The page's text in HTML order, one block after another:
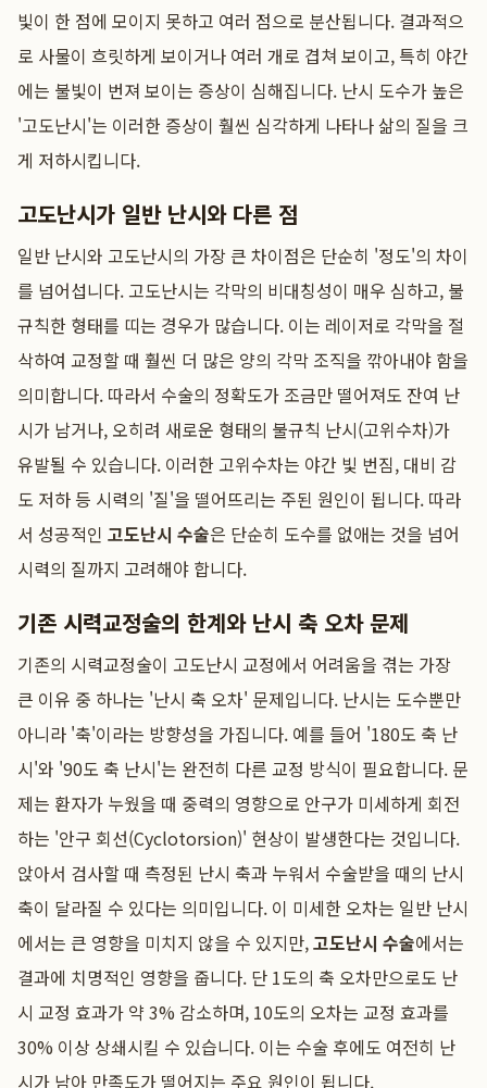
빛이 한 점에 모이지 못하고 여러 점으로 분산됩니다. 결과적으
로 사물이 흐릿하게 보이거나 여러 개로 겹쳐 보이고, 특히 야간
에는 불빛이 번져 보이는 증상이 심해집니다. 난시 도수가 높은
'고도난시'는 이러한 증상이 훨씬 심각하게 나타나 삶의 질을 크
게 저하시킵니다.
고도난시가 일반 난시와 다른 점
일반 난시와 고도난시의 가장 큰 차이점은 단순히 '정도'의 차이
를 넘어섭니다. 고도난시는 각막의 비대칭성이 매우 심하고, 불
규칙한 형태를 띠는 경우가 많습니다. 이는 레이저로 각막을 절
삭하여 교정할 때 훨씬 더 많은 양의 각막 조직을 깎아내야 함을
의미합니다. 따라서 수술의 정확도가 조금만 떨어져도 잔여 난
시가 남거나, 오히려 새로운 형태의 불규칙 난시(고위수차)가
유발될 수 있습니다. 이러한 고위수차는 야간 빛 번짐, 대비 감
도 저하 등 시력의 '질'을 떨어뜨리는 주된 원인이 됩니다. 따라
서 성공적인 고도난시 수술은 단순히 도수를 없애는 것을 넘어
시력의 질까지 고려해야 합니다.
기존 시력교정술의 한계와 난시 축 오차 문제
기존의 시력교정술이 고도난시 교정에서 어려움을 겪는 가장
큰 이유 중 하나는 '난시 축 오차' 문제입니다. 난시는 도수뿐만
아니라 '축'이라는 방향성을 가집니다. 예를 들어 '180도 축 난
시'와 '90도 축 난시'는 완전히 다른 교정 방식이 필요합니다. 문
제는 환자가 누웠을 때 중력의 영향으로 안구가 미세하게 회전
하는 '안구 회선(Cyclotorsion)' 현상이 발생한다는 것입니다.
앉아서 검사할 때 측정된 난시 축과 누워서 수술받을 때의 난시
축이 달라질 수 있다는 의미입니다. 이 미세한 오차는 일반 난시
에서는 큰 영향을 미치지 않을 수 있지만,고도난시 수술에서는
결과에 치명적인 영향을 줍니다. 단 1도의 축 오차만으로도 난
시 교정 효과가 약 3% 감소하며, 10도의 오차는 교정 효과를
30% 이상 상쇄시킬 수 있습니다. 이는 수술 후에도 여전히 난
시가 남아 만족도가 떨어지는 주요 원인이 됩니다.